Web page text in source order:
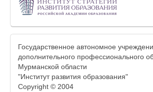
Государственное автономное
дополнительного профессионального
Мурманской области
"Институт развития образования"
Copyright © 2004